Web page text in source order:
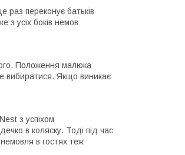
раз переконує батьків
з усіх боків немов
Положення малюка
вибиратися. Якщо виникає
з успіхом
в коляску. Тоді під час
в гостях теж